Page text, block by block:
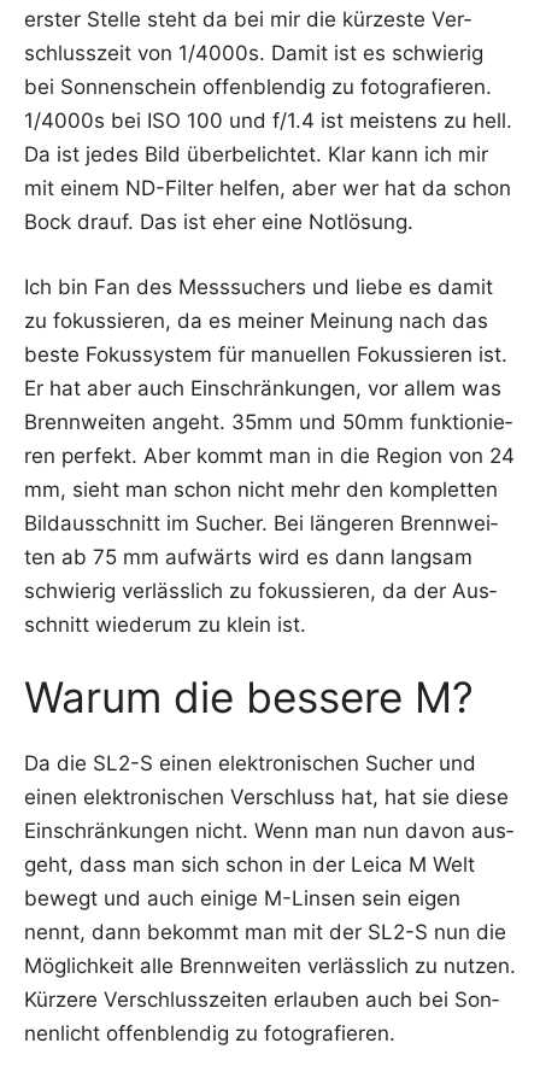
ers­ter Stel­le steht da bei mir die kür­zes­te Ver­
schluss­zeit von 1/4000s. Damit ist es schwie­rig
bei Son­nen­schein offen­blen­dig zu foto­gra­fie­ren.
1/4000s bei ISO 100 und f/1.4 ist meis­tens zu hell.
Da ist jedes Bild über­be­lich­tet. Klar kann ich mir
mit einem ND-Fil­ter hel­fen, aber wer hat da schon
Bock drauf. Das ist eher eine Notlösung.
Ich bin Fan des Mess­su­chers und lie­be es damit
zu fokus­sie­ren, da es mei­ner Mei­nung nach das
bes­te Fokus­sys­tem für manu­el­len Fokus­sie­ren ist.
Er hat aber auch Ein­schrän­kun­gen, vor allem was
Brenn­wei­ten angeht. 35mm und 50mm funk­tio­nie­
ren per­fekt. Aber kommt man in die Regi­on von 24
mm, sieht man schon nicht mehr den kom­plet­ten
Bild­aus­schnitt im Sucher. Bei län­ge­ren Brenn­wei­
ten ab 75 mm auf­wärts wird es dann lang­sam
schwie­rig ver­läss­lich zu fokus­sie­ren, da der Aus­
schnitt wie­der­um zu klein ist.
Warum die bessere M?
Da die SL2-S einen elek­tro­ni­schen Sucher und
einen elek­tro­ni­schen Ver­schluss hat, hat sie die­se
Ein­schrän­kun­gen nicht. Wenn man nun davon aus­
geht, dass man sich schon in der Lei­ca M Welt
bewegt und auch eini­ge M-Lin­sen sein eigen
nennt, dann bekommt man mit der SL2-S nun die
Mög­lich­keit alle Brenn­wei­ten ver­läss­lich zu nut­zen.
Kür­ze­re Ver­schluss­zei­ten erlau­ben auch bei Son­
nen­licht offen­blen­dig zu fotografieren.